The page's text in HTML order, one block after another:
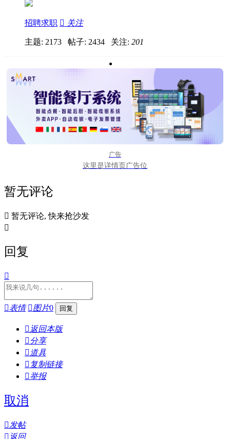
招聘求职  关注
主题: 2173 帖子: 2434 关注: 201
广告
这里是详情页广告位
暂无评论
 暂无评论, 快来抢沙发

回复

表情 图片0
 返回本版
分享
 道具
 复制链接
举报
取消
发帖
 返回